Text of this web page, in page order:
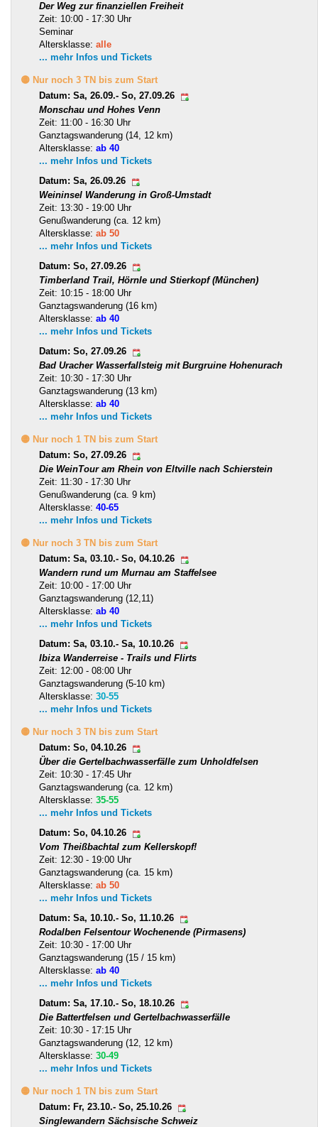
Der Weg zur finanziellen Freiheit
Zeit: 10:00 - 17:30 Uhr
Seminar
Altersklasse: alle
... mehr Infos und Tickets
🟡 Nur noch 3 TN bis zum Start
Datum: Sa, 26.09.- So, 27.09.26
Monschau und Hohes Venn
Zeit: 11:00 - 16:30 Uhr
Ganztagswanderung (14, 12 km)
Altersklasse: ab 40
... mehr Infos und Tickets
Datum: Sa, 26.09.26
Weininsel Wanderung in Groß-Umstadt
Zeit: 13:30 - 19:00 Uhr
Genußwanderung (ca. 12 km)
Altersklasse: ab 50
... mehr Infos und Tickets
Datum: So, 27.09.26
Timberland Trail, Hörnle und Stierkopf (München)
Zeit: 10:15 - 18:00 Uhr
Ganztagswanderung (16 km)
Altersklasse: ab 40
... mehr Infos und Tickets
Datum: So, 27.09.26
Bad Uracher Wasserfallsteig mit Burgruine Hohenurach
Zeit: 10:30 - 17:30 Uhr
Ganztagswanderung (13 km)
Altersklasse: ab 40
... mehr Infos und Tickets
🟡 Nur noch 1 TN bis zum Start
Datum: So, 27.09.26
Die WeinTour am Rhein von Eltville nach Schierstein
Zeit: 11:30 - 17:30 Uhr
Genußwanderung (ca. 9 km)
Altersklasse: 40-65
... mehr Infos und Tickets
🟡 Nur noch 3 TN bis zum Start
Datum: Sa, 03.10.- So, 04.10.26
Wandern rund um Murnau am Staffelsee
Zeit: 10:00 - 17:00 Uhr
Ganztagswanderung (12,11)
Altersklasse: ab 40
... mehr Infos und Tickets
Datum: Sa, 03.10.- Sa, 10.10.26
Ibiza Wanderreise - Trails und Flirts
Zeit: 12:00 - 08:00 Uhr
Ganztagswanderung (5-10 km)
Altersklasse: 30-55
... mehr Infos und Tickets
🟡 Nur noch 3 TN bis zum Start
Datum: So, 04.10.26
Über die Gertelbachwasserfälle zum Unholdfelsen
Zeit: 10:30 - 17:45 Uhr
Ganztagswanderung (ca. 12 km)
Altersklasse: 35-55
... mehr Infos und Tickets
Datum: So, 04.10.26
Vom Theißbachtal zum Kellerskopf!
Zeit: 12:30 - 19:00 Uhr
Ganztagswanderung (ca. 15 km)
Altersklasse: ab 50
... mehr Infos und Tickets
Datum: Sa, 10.10.- So, 11.10.26
Rodalben Felsentour Wochenende (Pirmasens)
Zeit: 10:30 - 17:00 Uhr
Ganztagswanderung (15 / 15 km)
Altersklasse: ab 40
... mehr Infos und Tickets
Datum: Sa, 17.10.- So, 18.10.26
Die Battertfelsen und Gertelbachwasserfälle
Zeit: 10:30 - 17:15 Uhr
Ganztagswanderung (12, 12 km)
Altersklasse: 30-49
... mehr Infos und Tickets
🟡 Nur noch 1 TN bis zum Start
Datum: Fr, 23.10.- So, 25.10.26
Singlewandern Sächsische Schweiz